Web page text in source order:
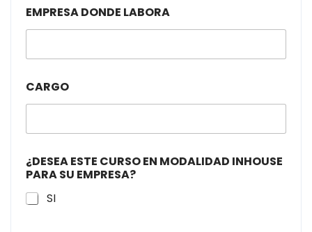
EMPRESA DONDE LABORA
CARGO
¿DESEA ESTE CURSO EN MODALIDAD INHOUSE
PARA SU EMPRESA?
SI